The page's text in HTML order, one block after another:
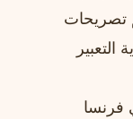
تصريحات
فرنسا